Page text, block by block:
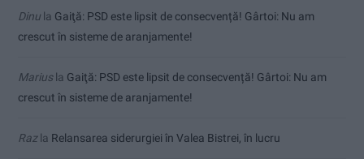
Dinu la Gaiţă: PSD este lipsit de consecvență! Gârtoi: Nu am
crescut în sisteme de aranjamente!
Mariusla Gaiţă: PSD este lipsit de consecvență! Gârtoi: Nu am
crescut în sisteme de aranjamente!
Razla Relansarea siderurgiei în Valea Bistrei, în lucru